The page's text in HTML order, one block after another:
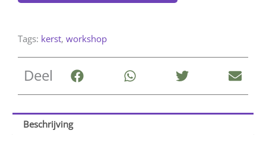
Tags: kerst, workshop
Deel
Beschrijving